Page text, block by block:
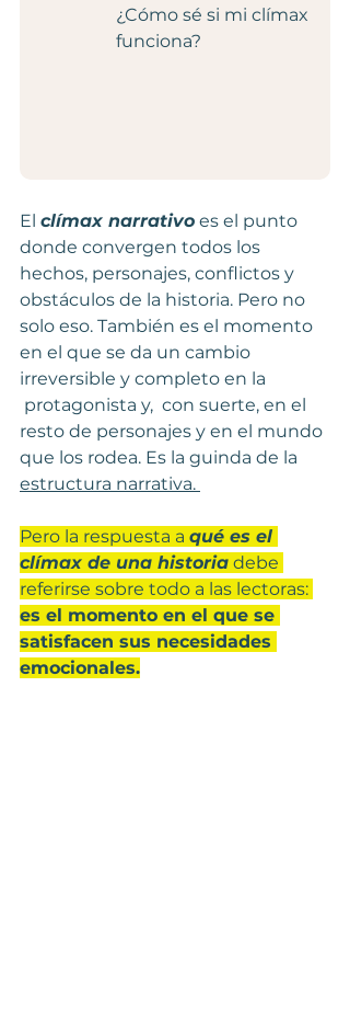
¿Cómo sé si mi clímax
funciona?
El clímax narrativo es el punto
donde convergen todos los
hechos, personajes, conflictos y
obstáculos de la historia. Pero no
solo eso. También es el momento
en el que se da un cambio
irreversible y completo en la
resto de personajes y en el mundo
que los rodea. Es la guinda de la
estructura narrativa.
Pero la respuesta a qué es el
clímax de una historia debe
referirse sobre todo a las lectoras:
es el momento en el que se
satisfacen sus necesidades
emocionales.